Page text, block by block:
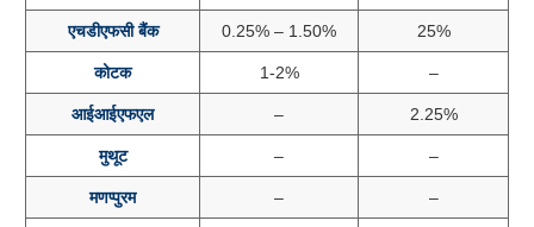
एचडीएफसी बैंक 0.25% – 1.50% 25%
कोटक 1-2% –
आईआईएफएल – 2.25%
मुथूट – –
मणप्पुरम – –